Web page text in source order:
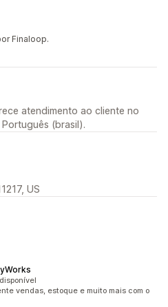
Finaloop.
atendimento ao cliente no
(brasil).
US
vendas, estoque e muito mais com o